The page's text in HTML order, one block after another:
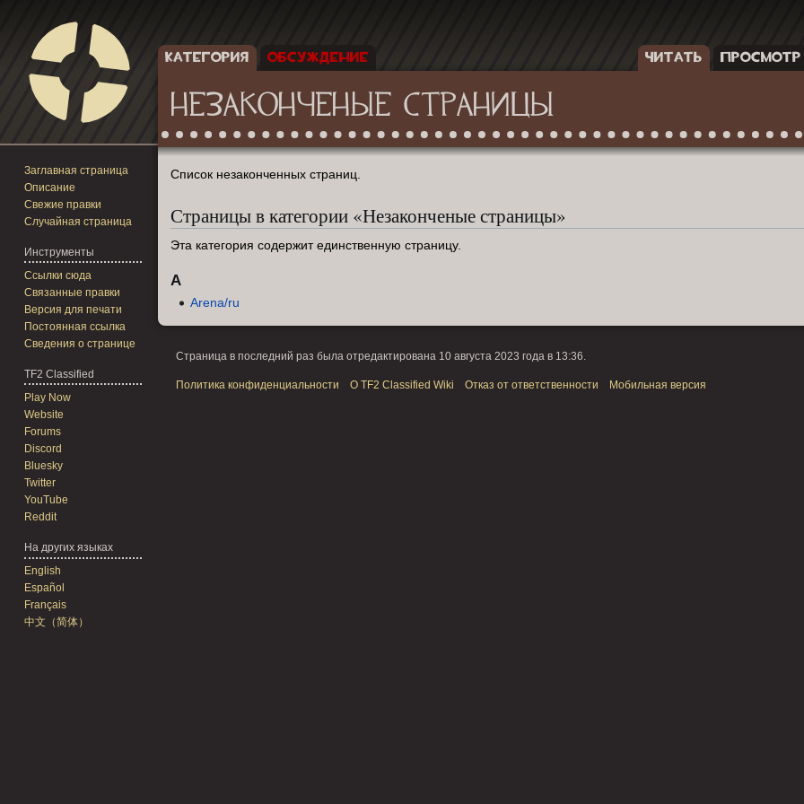
НЕЗАКОНЧЕНЫЕ СТРАНИЦЫ
Перейти
навигации
Перейти
поиску
Список незаконченных страниц.
Страницы в категории «Незаконченые страницы»
Эта категория содержит единственную страницу.
A
Arena/ru
КАТЕГОРИЯ ОБСУЖДЕНИЕ ЧИТАТЬ
Заглавная страница
Описание
Свежие правки
Случайная страница
Инструменты
Ссылки сюда
Связанные правки
Версия для печати
Постоянная ссылка
Сведения о странице
TF2 Classified
Play Now
Website
Forums
Discord
Bluesky
Twitter
YouTube
Reddit
На других языках
English
Español
Français
中文（简体）
Страница в последний раз была отредактирована 10 августа 2023 года в 13:36.
Политика конфиденциальности О TF2 Classified Wiki Отказ от ответственности Мобильная версия